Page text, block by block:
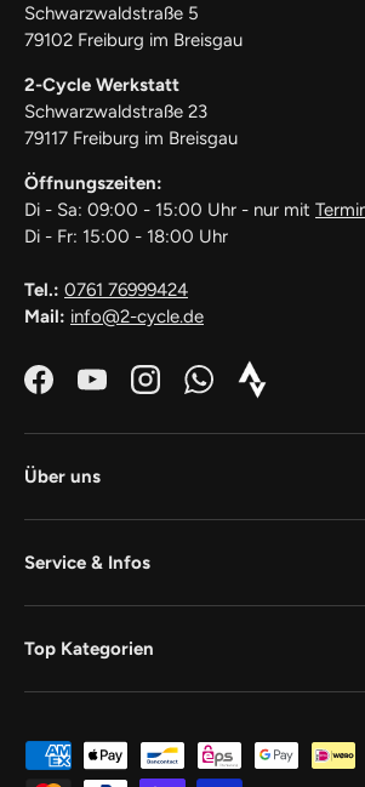
Schwarzwaldstraße 5
79102 Freiburg im Breisgau
2-Cycle Werkstatt
Schwarzwaldstraße 23
79117 Freiburg im Breisgau
Öffnungszeiten:
Di - Sa: 09:00 - 15:00 Uhr - nur mit
Di - Fr: 15:00 - 18:00 Uhr
Tel.: 0761 76999424
Mail: info@2-cycle.de
FacebookYouTubeInstagramWhatsApp
Über uns
Service & Infos
Top Kategorien
Zahlungsmethoden